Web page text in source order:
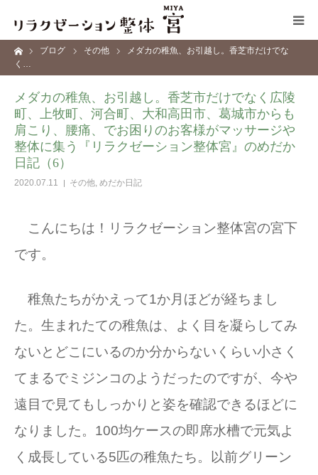
ブログ その他
メダカの稚魚、お引越し。香芝市だけでな
く…
メダカの稚魚、お引越し。香芝市だけでなく広陵
町、上牧町、河合町、大和高田市、葛城市からも
肩こり、腰痛、でお困りのお客様がマッサージや
整体に集う『リラクゼーション整体宮』のめだか
日記（6）
2020.07.11 その他, めだか日記
こんにちは！リラクゼーション整体宮の宮下
です。
稚魚たちがかえって1か月ほどが経ちまし
た。生まれたての稚魚は、よく目を凝らしてみ
ないとどこにいるのか分からないくらい小さく
てまるでミジンコのようだったのですが、今や
遠目で見てもしっかりと姿を確認できるほどに
なりました。100均ケースの即席水槽で元気よ
く成長している5匹の稚魚たち。以前グリーン
施術メニュー
サロン情報
ブログ
お問い合わせ